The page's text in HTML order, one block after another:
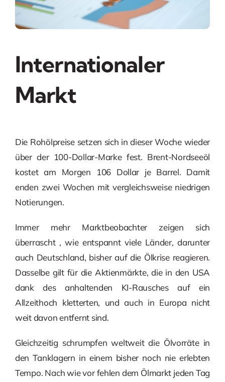
Internationaler
Markt
Die Rohölpreise setzen sich in dieser Woche wieder
über der 100-Dollar-Marke fest. Brent-Nordseeöl
kostet am Morgen 106 Dollar je Barrel. Damit
enden zwei Wochen mit vergleichsweise niedrigen
Notierungen.
Immer mehr Marktbeobachter zeigen sich
überrascht , wie entspannt viele Länder, darunter
auch Deutschland, bisher auf die Ölkrise reagieren.
Dasselbe gilt für die Aktienmärkte, die in den USA
dank des anhaltenden KI-Rausches auf ein
Allzeithoch kletterten, und auch in Europa nicht
weit davon entfernt sind.
Gleichzeitig schrumpfen weltweit die Ölvorräte in
den Tanklagern in einem bisher noch nie erlebten
Tempo. Nach wie vor fehlen dem Ölmarkt jeden Tag